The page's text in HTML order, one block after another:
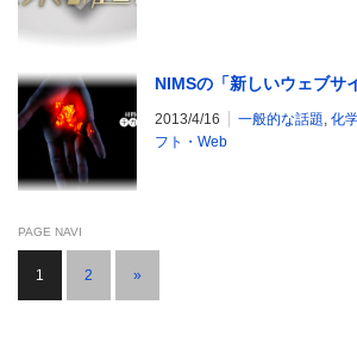
NIMSの「新しいウェブサ
2013/4/16 一般的な話題, 化
フト・Web
PAGE NAVI
1 2 »